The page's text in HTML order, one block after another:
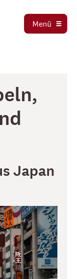
Menü
Japan